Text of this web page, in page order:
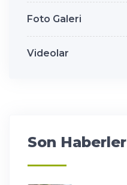
Foto Galeri
Videolar
Son Haberler